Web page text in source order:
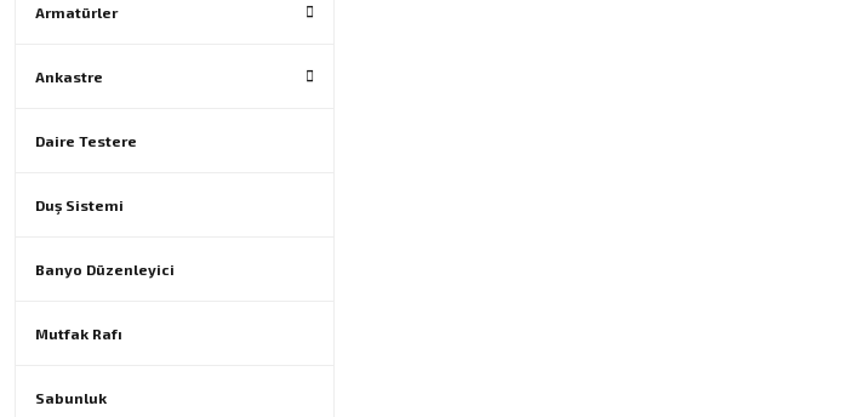
Armatürler
Ankastre
Daire Testere
Duş Sistemi
Banyo Düzenleyici
Mutfak Rafı
Sabunluk